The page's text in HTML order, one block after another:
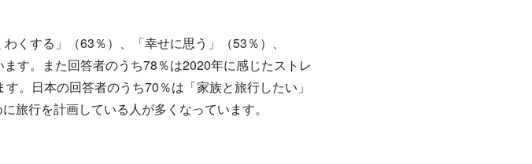
くする」（63％）、「幸せに思う」（53％）、
す。また回答者のうち78％は2020年に感じたストレ
。日本の回答者のうち70％は「家族と旅行したい」
旅行を計画している人が多くなっています。